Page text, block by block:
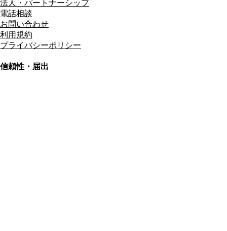
法人・パートナーシップ
電話相談
お問い合わせ
利用規約
プライバシーポリシー
信頼性・届出